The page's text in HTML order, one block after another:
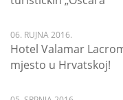
06. RUJNA 2016.
Hotel Valamar
mjesto u Hrvatskoj!